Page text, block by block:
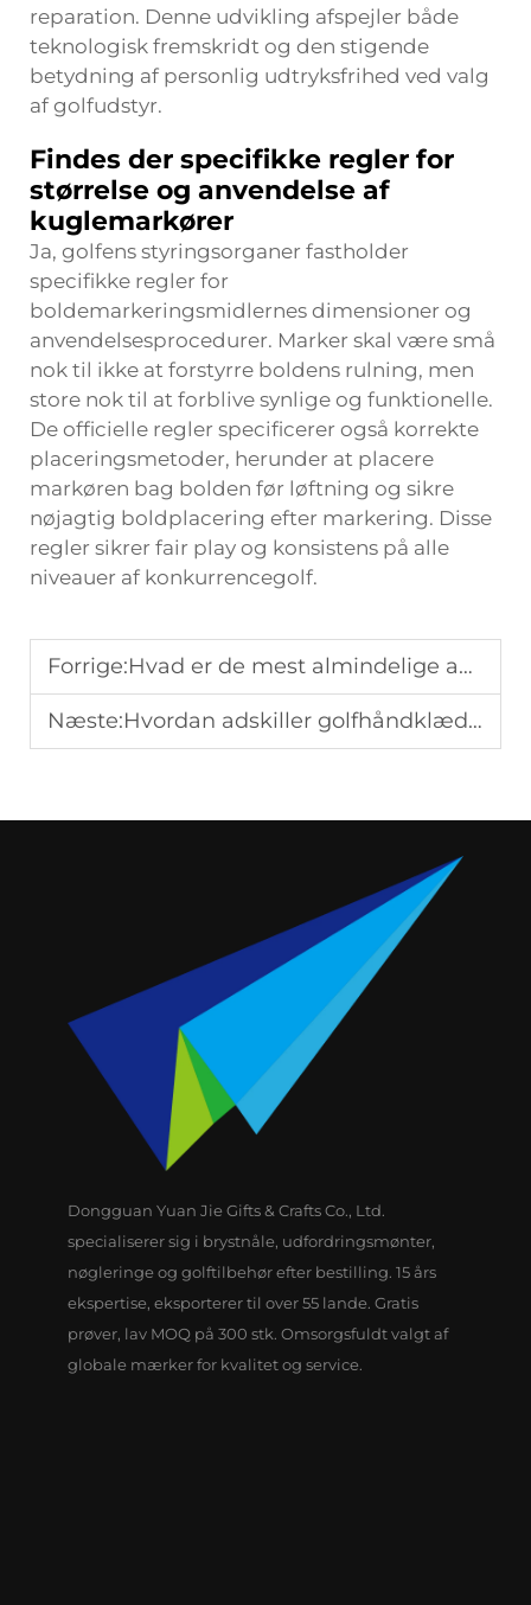
reparation. Denne udvikling afspejler både
teknologisk fremskridt og den stigende
betydning af personlig udtryksfrihed ved valg
af golfudstyr.
Findes der specifikke regler for
størrelse og anvendelse af
kuglemarkører
Ja, golfens styringsorganer fastholder
specifikke regler for
boldemarkeringsmidlernes dimensioner og
anvendelsesprocedurer. Marker skal være små
nok til ikke at forstyrre boldens rulning, men
store nok til at forblive synlige og funktionelle.
De officielle regler specificerer også korrekte
placeringsmetoder, herunder at placere
markøren bag bolden før løftning og sikre
nøjagtig boldplacering efter markering. Disse
regler sikrer fair play og konsistens på alle
niveauer af konkurrencegolf.
Forrige:Hvad er de mest almindelige anvendelser af badges i dag?
Næste:Hvordan adskiller golfhåndklæder sig fra almindelige håndklæder?
Dongguan Yuan Jie Gifts & Crafts Co., Ltd.
specialiserer sig i brystnåle, udfordringsmønter,
nøgleringe og golftilbehør efter bestilling. 15 års
ekspertise, eksporterer til over 55 lande. Gratis
prøver, lav MOQ på 300 stk. Omsorgsfuldt valgt af
globale mærker for kvalitet og service.